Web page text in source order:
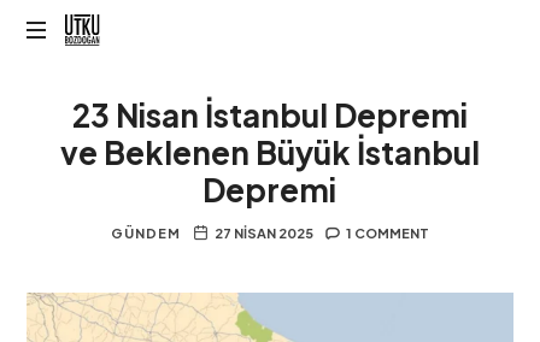
Utku
23 Nisan İstanbul Depremi
ve Beklenen Büyük İstanbul
Depremi
GÜNDEM 27 NISAN 2025 1 COMMENT